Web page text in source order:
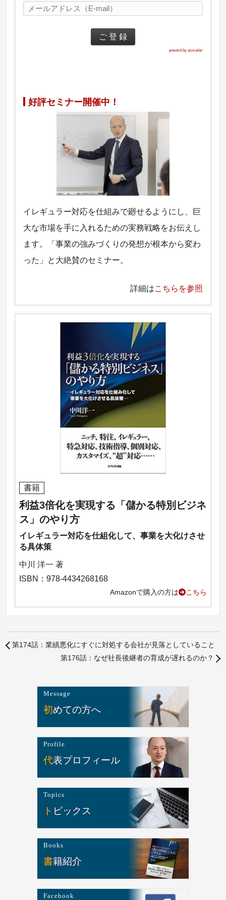
powerd by acmailer
好評セミナー開催中！
イレギュラー対応を仕組みで廻せるようにし、巨
大な市場を手に入れるための実務戦略をお伝えし
ます。「事業の強みづくりの発想が根本から変わ
った」と大絶賛のセミナー。
詳細はこちらを参照
書籍
利益3倍化を実現する「儲かる特別ビジネ
ス」のやり方
イレギュラー対応を仕組化して、事業を大化けさせ
る具体策
中川 洋一 著
ISBN：978-4434268168
Amazonで購入の方は こちら
第174話：業績悪化にすぐに対処する会社が見落としていること
第176話：なぜ社長後継者の育成が遅れるのか？
Message
初めての方へ
Profile
代表プロフィール
Topics
トピックス
Books
書籍紹介
Facebook